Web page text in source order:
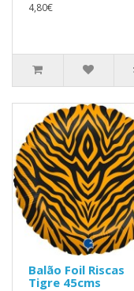
4,80€
Balão Foil Riscas
Tigre 45cms